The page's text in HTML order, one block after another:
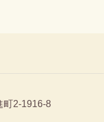
町2-1916-8